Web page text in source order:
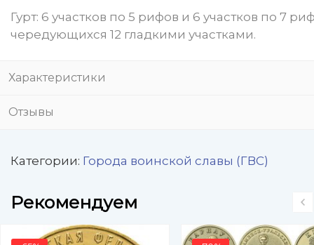
Гурт: 6 участков по 5 рифов и 6 участков по 7
чередующихся 12 гладкими участками.
Характеристики
Отзывы
Категории: Города воинской славы (ГВС)
Рекомендуем